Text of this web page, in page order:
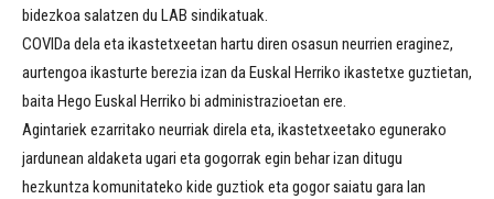
bidezkoa salatzen du LAB sindikatuak.
COVIDa dela eta ikastetxeetan hartu diren osasun neurrien eraginez,
aurtengoa ikasturte berezia izan da Euskal Herriko ikastetxe guztietan,
baita Hego Euskal Herriko bi administrazioetan ere.
Agintariek ezarritako neurriak direla eta, ikastetxeetako egunerako
jardunean aldaketa ugari eta gogorrak egin behar izan ditugu
hezkuntza komunitateko kide guztiok eta gogor saiatu gara lan